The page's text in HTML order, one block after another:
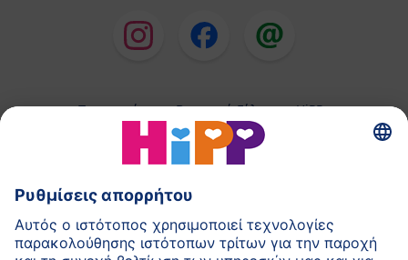
Παρασκεύασμα Βρεφικού Γάλακτος HiPP
Παιδικές Τροφές HiPP
HiPP για Νήπια
Πολιτική Προστασίας Προσωπικών Δεδομένων